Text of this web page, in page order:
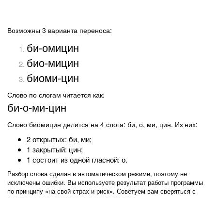
Возможны 3 варианта переноса:
би-омицин
био-мицин
биоми-цин
Слово по слогам читается как:
би-о-ми-цин
Слово биомицин делится на 4 слога: би, о, ми, цин. Из них:
2 открытых: би, ми;
1 закрытый: цин;
1 состоит из одной гласной: о.
Разбор слова сделан в автоматическом режиме, поэтому не
исключены ошибки. Вы используете результат работы программы
по принципу «на свой страх и риск». Советуем вам сверяться с